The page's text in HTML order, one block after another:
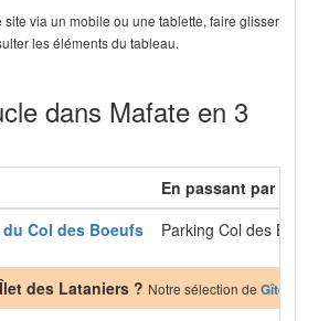
site via un mobile ou une tablette, faire glisser
les éléments du tableau.
dans Mafate en 3
En passant par
Col des Boeufs Parking Col des
des Lataniers ? Notre sélection de Gîtes à